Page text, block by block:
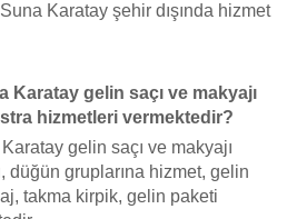
Karatay şehir dışında hizmet
Karatay gelin saçı ve makyajı
hizmetleri vermektedir?
gelin saçı ve makyajı
düğün gruplarına hizmet, gelin
takma kirpik, gelin paketi